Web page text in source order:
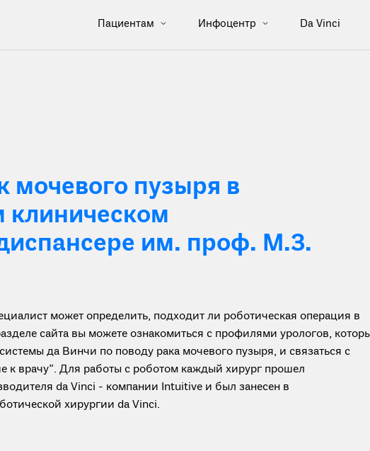
Пациентам Инфоцентр Da Vinci
пузыря в
клиническом
им. проф. М.З.
может определить, подходит ли роботическая операция в
сайта вы можете ознакомиться с профилями урологов,
да Винчи по поводу рака мочевого пузыря, и связаться с
врачу”. Для работы с роботом каждый хирург прошел
da Vinci - компании Intuitive и был занесен в
хирургии da Vinci.